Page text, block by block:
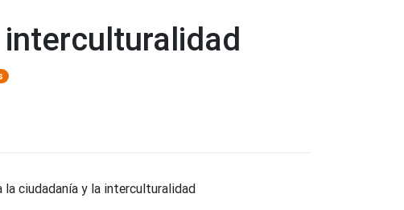
ciudadanía y la interculturalidad